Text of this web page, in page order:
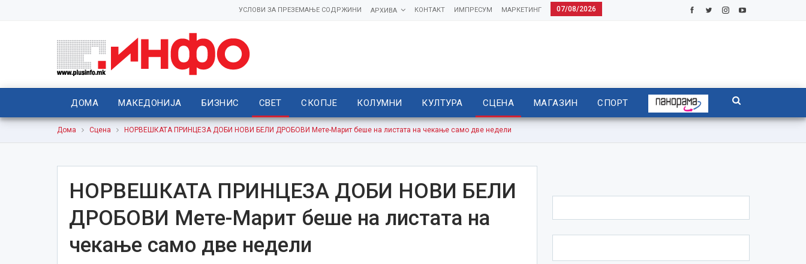
07/08/2026
МАРКЕТИНГ
ИМПРЕСУМ
КОНТАКТ
АРХИВА
УСЛОВИ ЗА ПРЕЗЕМАЊЕ СОДРЖИНИ
ДОМА МАКЕДОНИЈА БИЗНИС СВЕТ СКОПЈЕ КОЛУМНИ КУЛТУРА СЦЕНА МАГАЗИН СПОРТ
Дома Сцена НОРВЕШКАТА ПРИНЦЕЗА ДОБИ НОВИ БЕЛИ ДРОБОВИ Мете-Марит беше на листата на чекање само две недели
НОРВЕШКАТА ПРИНЦЕЗА ДОБИ НОВИ БЕЛИ
ДРОБОВИ Мете-Марит беше на листата на
чекање само две недели